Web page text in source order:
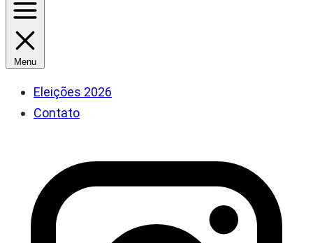
Menu
Eleições 2026
Contato